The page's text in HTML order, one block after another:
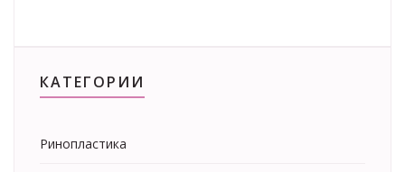
КАТЕГОРИИ
Ринопластика